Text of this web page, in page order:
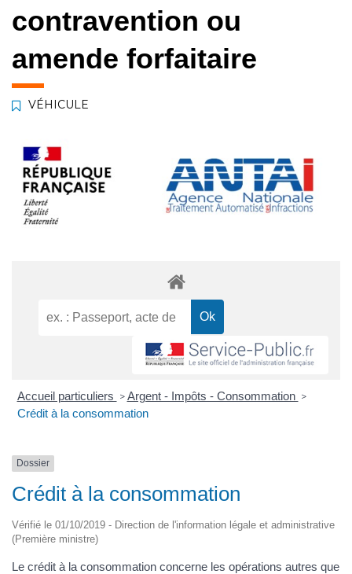
contravention ou
amende forfaitaire
VÉHICULE
Accueil particuliers > Argent - Impôts - Consommation >
Crédit à la consommation
Dossier
Crédit à la consommation
Vérifié le 01/10/2019 - Direction de l'information légale et administrative
(Première ministre)
Le crédit à la consommation concerne les opérations autres que